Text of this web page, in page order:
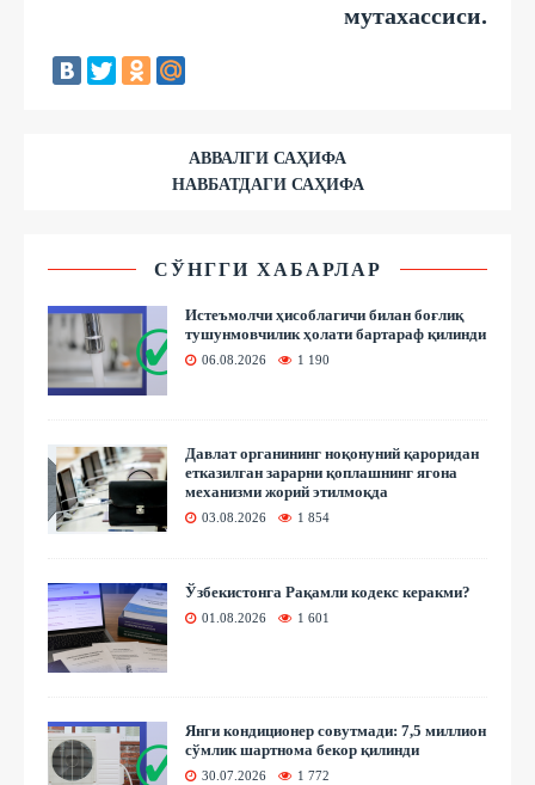
мутахассиси.
АВВАЛГИ САҲИФА
НАВБАТДАГИ САҲИФА
СЎНГГИ ХАБАРЛАР
Истеъмолчи ҳисоблагичи билан боғлиқ
тушунмовчилик ҳолати бартараф қилинди
06.08.2026 1 190
Давлат органининг ноқонуний қароридан
етказилган зарарни қоплашнинг ягона
механизми жорий этилмоқда
03.08.2026 1 854
Ўзбекистонга Рақамли кодекс керакми?
01.08.2026 1 601
Янги кондиционер совутмади: 7,5 миллион
сўмлик шартнома бекор қилинди
30.07.2026 1 772